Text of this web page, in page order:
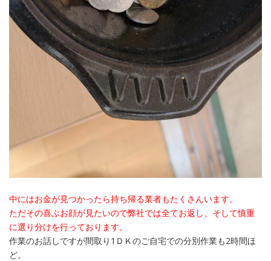
中にはお金が見つかったら持ち帰る業者もたくさんいます。
ただその喜ぶお顔が見たいので弊社では全てお返し、そして慎重
に選り分けを行っております。
作業のお話しですが間取り1ＤＫのご自宅での分別作業も2時間ほ
ど。